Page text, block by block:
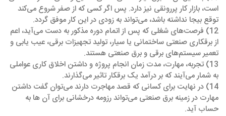
است، بازار کار پررونقی نیز دارد. پس اگر کسی که از صفر شروع می‌کند
توقع بیجا نداشته باشد، می‌تواند به زودی در این کار موفق گردد.
12) فرصت‌های شغلی که پس از اتمام دوره مذکور به دست می‌آید، اعم
از برقکاری صنعتی ساختمانی یا سیار، تولید تجهیزات برقی، عیب یابی و
تعمیر سیستم‌های برقی و برق صنعتی هستند.
13) تجربه، مهارت، مدت زمان انجام پروژه و داشتن اخلاق کاری عواملی
به شمار می‌آیند که بر درآمد یک برقکار تاثیر می‌گذارند.
14) در نهایت برای کسانی که قصد مهاجرت دارند می‌توان گفت داشتن
مهارت در زمینه برق صنعتی می‌تواند رزومه درخشانی برای آن ها به
حساب آید.